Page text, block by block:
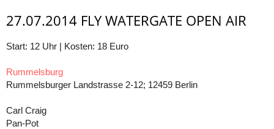
27.07.2014 FLY WATERGATE OPEN AIR
Start: 12 Uhr | Kosten: 18 Euro
Rummelsburg
Rummelsburger Landstrasse 2-12; 12459 Berlin
Carl Craig
Pan-Pot